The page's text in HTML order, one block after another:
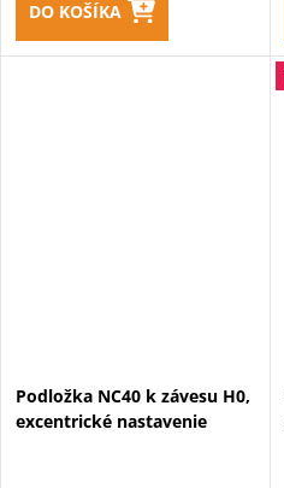
DO KOŠÍKA
Podložka NC40 k závesu H0,
excentrické nastavenie